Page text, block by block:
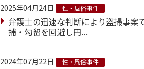
2025年04月24日 性・風俗事件
弁護士の迅速な判断により盗撮事案
捕・勾留を回避し円...
2024年07月22日 性・風俗事件